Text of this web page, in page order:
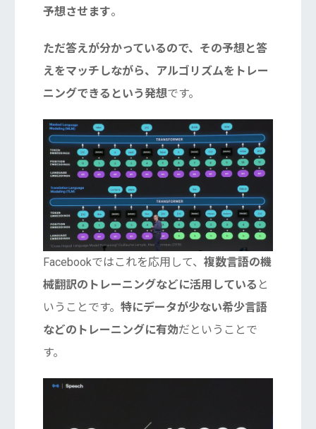
予想させます。
ただ答えが分かっているので、その予想と答
えをマッチしながら、アルゴリズムをトレー
ニングできるという発想です。
Facebookではこれを応用して、 複数言語の機
械翻訳のトレーニングなどに活用している と
いうことです。 特にデータが少ない希少言語
などのトレーニングに有効だということで
す。